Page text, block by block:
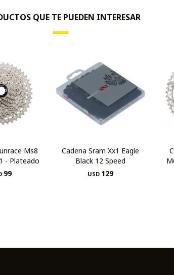
QUE TE PUEDEN INTERESAR
Ms8
- Plateado
99
Cadena Sram Xx1 Eagle
Black 12 Speed
USD 129